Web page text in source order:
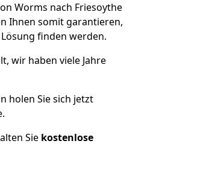
Worms nach Friesoythe
Ihnen somit garantieren,
finden werden.
wir haben viele Jahre
holen Sie sich jetzt
Sie kostenlose